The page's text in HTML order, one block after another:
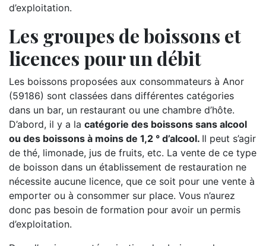
d’exploitation.
Les groupes de boissons et
licences pour un débit
Les boissons proposées aux consommateurs à Anor
(59186) sont classées dans différentes catégories
dans un bar, un restaurant ou une chambre d’hôte.
D’abord, il y a la catégorie des boissons sans alcool
ou des boissons à moins de 1,2 ° d’alcool. Il peut s’agir
de thé, limonade, jus de fruits, etc. La vente de ce type
de boisson dans un établissement de restauration ne
nécessite aucune licence, que ce soit pour une vente à
emporter ou à consommer sur place. Vous n’aurez
donc pas besoin de formation pour avoir un permis
d’exploitation.